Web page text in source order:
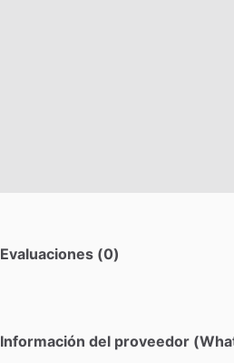
Evaluaciones (0)
Información del proveedor